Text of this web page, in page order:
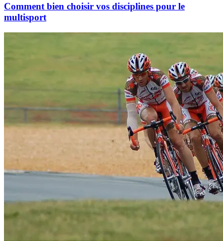
Comment bien choisir vos disciplines pour le
multisport